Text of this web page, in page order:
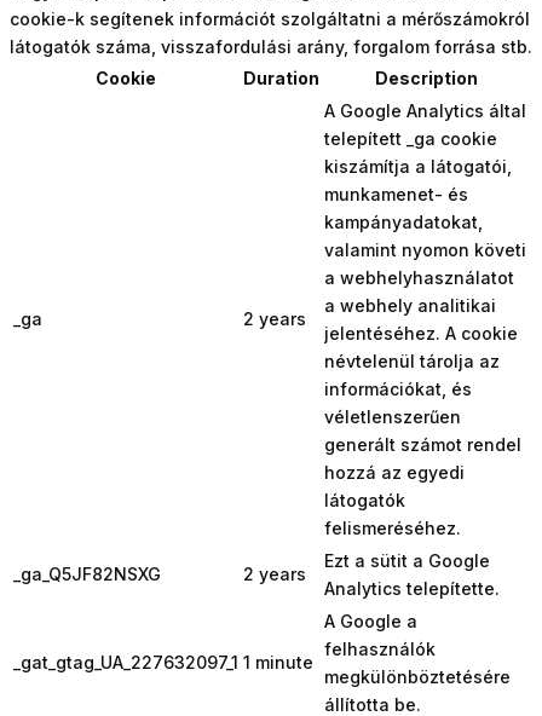
cookie-k segítenek információt szolgáltatni a mérőszámokról
látogatók száma, visszafordulási arány, forgalom forrása stb.
Cookie
Duration Description
_ga 2 years
A Google Analytics által
telepített _ga cookie
kiszámítja a látogatói,
munkamenet- és
kampányadatokat,
valamint nyomon követi
a webhelyhasználatot
a webhely analitikai
jelentéséhez. A cookie
névtelenül tárolja az
információkat, és
véletlenszerűen
generált számot rendel
hozzá az egyedi
látogatók
felismeréséhez.
_ga_Q5JF82NSXG 2 years
Ezt a sütit a Google
Analytics telepítette.
_gat_gtag_UA_227632097_1 1 minute
A Google a
felhasználók
megkülönböztetésére
állította be.